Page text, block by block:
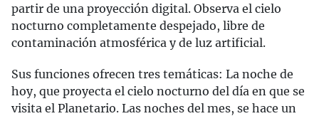
partir de una proyección digital. Observa el cielo
nocturno completamente despejado, libre de
contaminación atmosférica y de luz artificial.
Sus funciones ofrecen tres temáticas: La noche de
hoy, que proyecta el cielo nocturno del día en que se
visita el Planetario. Las noches del mes, se hace un